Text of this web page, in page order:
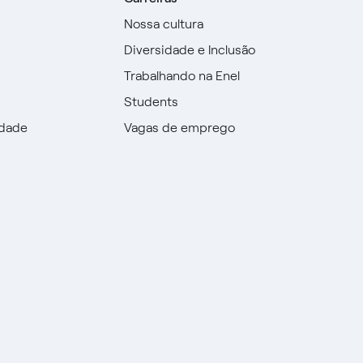
Nossa cultura
Diversidade e Inclusão
Trabalhando na Enel
Students
Vagas de emprego